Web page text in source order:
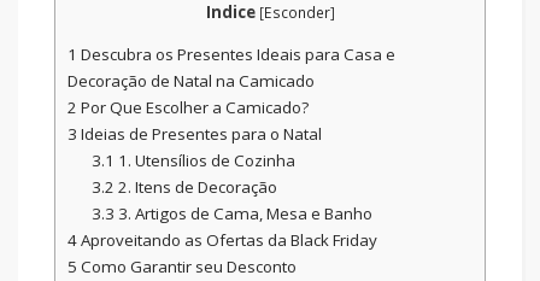
Indice [Esconder]
1 Descubra os Presentes Ideais para Casa e
Decoração de Natal na Camicado
2 Por Que Escolher a Camicado?
3 Ideias de Presentes para o Natal
3.1 1. Utensílios de Cozinha
3.2 2. Itens de Decoração
3.3 3. Artigos de Cama, Mesa e Banho
4Aproveitando as Ofertas da Black Friday
5 Como Garantir seu Desconto